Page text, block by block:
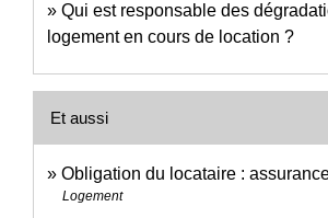
Qui est responsable des
logement en cours de location ?
Et aussi
Obligation du locataire :
Logement